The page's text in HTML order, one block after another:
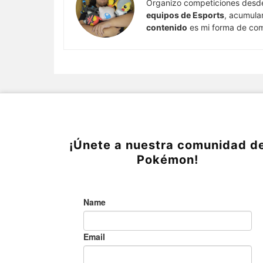
Organizo competiciones
equipos de Esports,
contenido es mi forma de
¡Únete a nuestra comunidad
Pokémon!